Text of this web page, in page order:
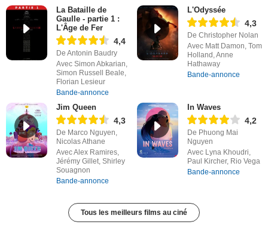
La Bataille de
Gaulle - partie 1 :
L'Âge de Fer
4,4
De Antonin Baudry
Avec Simon Abkarian,
Simon Russell Beale,
Florian Lesieur
Bande-annonce
L'Odyssée
4,3
De Christopher Nolan
Avec Matt Damon, Tom
Holland, Anne
Hathaway
Bande-annonce
Jim Queen
4,3
De Marco Nguyen,
Nicolas Athane
Avec Alex Ramires,
Jérémy Gillet, Shirley
Souagnon
Bande-annonce
In Waves
4,2
De Phuong Mai
Nguyen
Avec Lyna Khoudri,
Paul Kircher, Rio Vega
Bande-annonce
Tous les meilleurs films au ciné